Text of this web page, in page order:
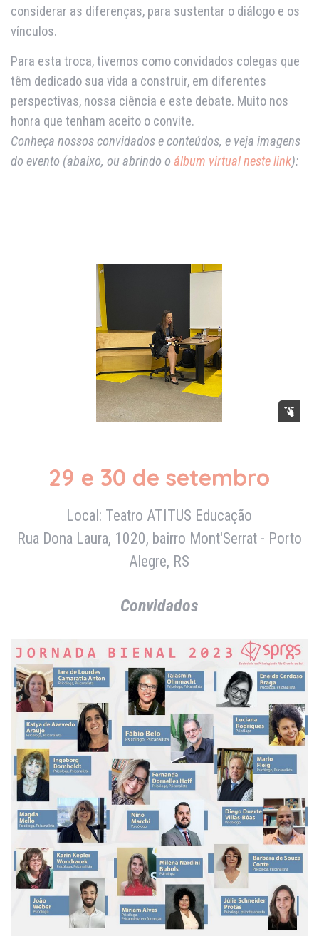
considerar as diferenças, para sustentar o diálogo e os
vínculos.
Para esta troca, tivemos como convidados colegas que
têm dedicado sua vida a construir, em diferentes
perspectivas, nossa ciência e este debate. Muito nos
honra que tenham aceito o convite.
Conheça nossos convidados e conteúdos, e veja imagens
do evento (abaixo, ou abrindo o álbum virtual neste link):
29 e 30 de setembro
Local: Teatro ATITUS Educação
Rua Dona Laura, 1020, bairro Mont'Serrat - Porto
Alegre, RS
Convidados